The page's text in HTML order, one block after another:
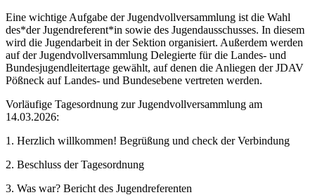
Eine wichtige Aufgabe der Jugendvollversammlung ist die Wahl
des*der Jugendreferent*in sowie des Jugendausschusses. In diesem
wird die Jugendarbeit in der Sektion organisiert. Außerdem werden
auf der Jugendvollversammlung Delegierte für die Landes- und
Bundesjugendleitertage gewählt, auf denen die Anliegen der JDAV
Pößneck auf Landes- und Bundesebene vertreten werden.
Vorläufige Tagesordnung zur Jugendvollversammlung am
14.03.2026:
1. Herzlich willkommen! Begrüßung und check der Verbindung
2. Beschluss der Tagesordnung
3. Was war? Bericht des Jugendreferenten